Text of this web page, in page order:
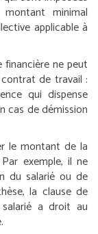
minimal
applicable à
ne peut
de travail :
qui dispense
cas de démission
le montant de la
exemple, il ne
du salarié ou de
la clause de
salarié a droit au